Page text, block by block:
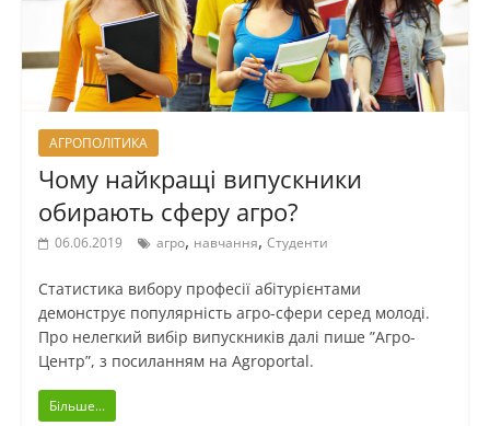
АГРОПОЛІТИКА
Чому найкращі випускники
обирають сферу агро?
06.06.2019 агро, навчання, Студенти
Статистика вибору професії абітурієнтами
демонструє популярність агро-сфери серед молоді.
Про нелегкий вибір випускників далі пише ”Агро-
Центр”, з посиланням на Аgroportal.
Більше...